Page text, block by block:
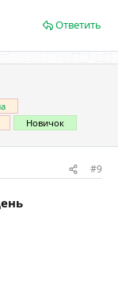
Ответить
Новичок
#9